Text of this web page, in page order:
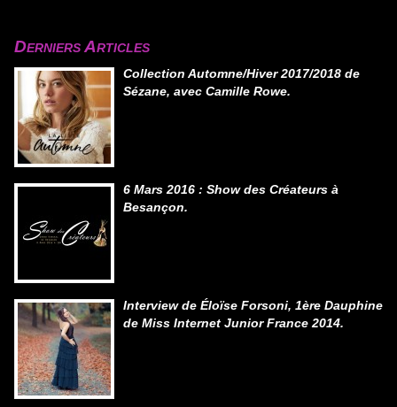
Derniers Articles
Collection Automne/Hiver 2017/2018 de
Sézane, avec Camille Rowe.
6 Mars 2016 : Show des Créateurs à
Besançon.
Interview de Éloïse Forsoni, 1ère Dauphine
de Miss Internet Junior France 2014.